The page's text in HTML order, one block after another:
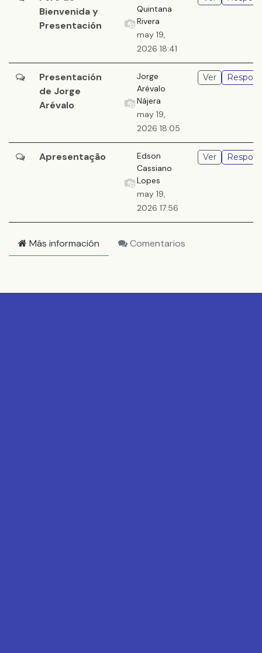
Bienvenida y
Presentación
Quintana
Rivera
may 19,
2026 18:41
Presentación
de Jorge
Arévalo
Jorge
Arévalo
Nájera
may 19,
2026 18:05
Ver
Apresentação
Edson
Cassiano
Lopes
may 19,
2026 17:56
Ver
Más información Comentarios